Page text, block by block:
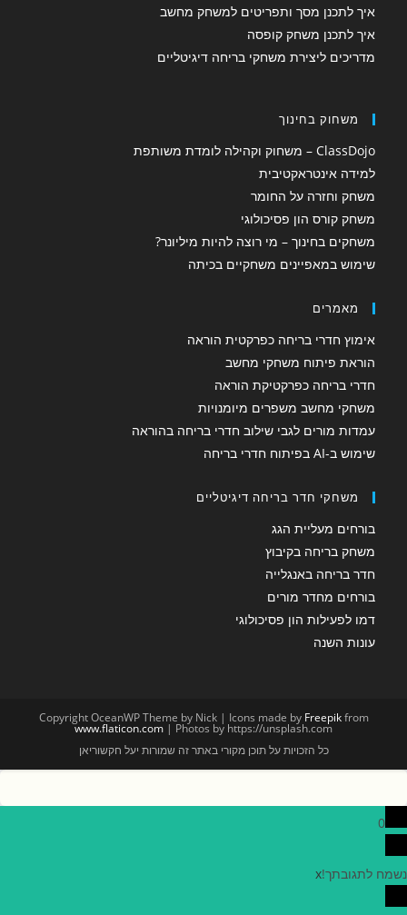
איך לתכנן מסך ותפריטים למשחק מחשב
איך לתכנן משחק קופסה
מדריכים ליצירת משחקי בריחה דיגיטליים
משחוק בחינוך
ClassDojo – משחוק וקהילה לומדת משותפת
למידה אינטראקטיבית
משחק וחזרה על החומר
משחק קורס הון פסיכולוגי
משחקים בחינוך – מי רוצה להיות מיליונר?
שימוש במאפיינים משחקיים בכיתה
מאמרים
אימוץ חדרי בריחה כפרקטית הוראה
הוראת פיתוח משחקי מחשב
חדרי בריחה כפרקטיקת הוראה
משחקי מחשב משפרים מיומנויות
עמדות מורים לגבי שילוב חדרי בריחה בהוראה
שימוש ב-AI בפיתוח חדרי בריחה
משחקי חדר בריחה דיגיטליים
בורחים מעליית הגג
משחק בריחה בקיבוץ
חדר בריחה באנגלייה
בורחים מחדר מורים
דמו לפעילות הון פסיכולוגי
עונות השנה
Copyright OceanWP Theme by Nick | Icons made by Freepikfrom
www.flaticon.com | Photos by https://unsplash.com
כל הזכויות על תוכן מקורי באתר זה שמורות יעל חקשוריאן
0
נשמח לתגובתך!x